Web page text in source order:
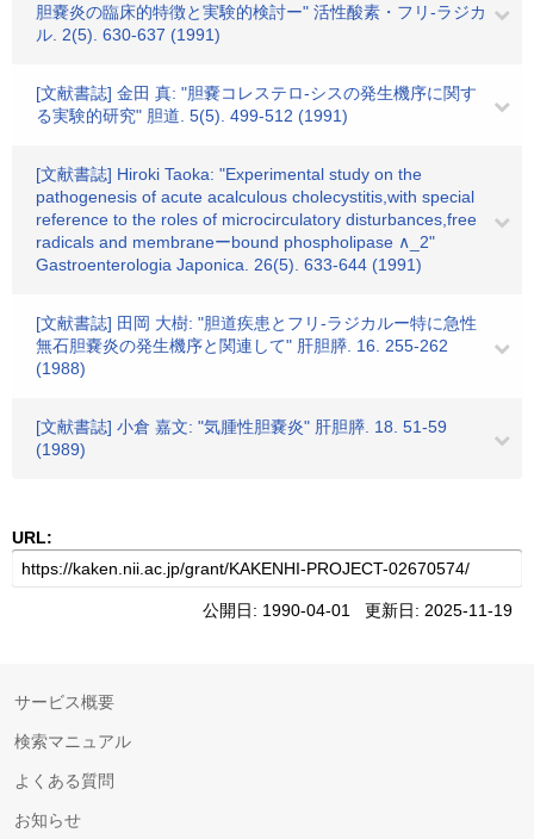
胆嚢炎の臨床的特徴と実験的検討ー" 活性酸素・フリ-ラジカ
ル. 2(5). 630-637 (1991)
[文献書誌] 金田 真: "胆嚢コレステロ-シスの発生機序に関す
る実験的研究" 胆道. 5(5). 499-512 (1991)
[文献書誌] Hiroki Taoka: "Experimental study on the
pathogenesis of acute acalculous cholecystitis,with special
reference to the roles of microcirculatory disturbances,free
radicals and membraneーbound phospholipase ∧_2"
Gastroenterologia Japonica. 26(5). 633-644 (1991)
[文献書誌] 田岡 大樹: "胆道疾患とフリ-ラジカルー特に急性
無石胆嚢炎の発生機序と関連して" 肝胆膵. 16. 255-262
(1988)
[文献書誌] 小倉 嘉文: "気腫性胆嚢炎" 肝胆膵. 18. 51-59
(1989)
URL:
公開日: 1990-04-01 更新日: 2025-11-19
サービス概要
検索マニュアル
よくある質問
お知らせ